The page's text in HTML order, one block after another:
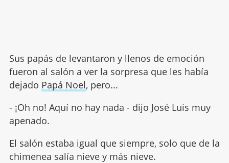
Sus papás de levantaron y llenos de emoción
fueron al salón a ver la sorpresa que les había
dejado Papá Noel, pero...
- ¡Oh no! Aquí no hay nada - dijo José Luis muy
apenado.
El salón estaba igual que siempre, solo que de la
chimenea salía nieve y más nieve.